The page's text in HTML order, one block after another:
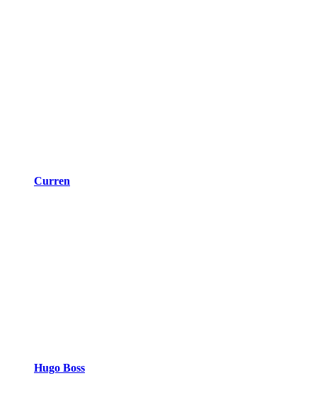
Curren
Hugo Boss